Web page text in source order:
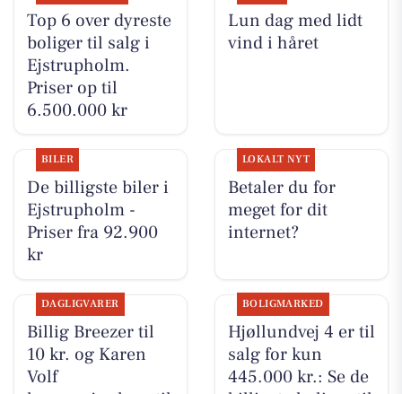
Top 6 over dyreste
boliger til salg i
Ejstrupholm.
Priser op til
6.500.000 kr
Lun dag med lidt
vind i håret
BILER
De billigste biler i
Ejstrupholm -
Priser fra 92.900
kr
LOKALT NYT
Betaler du for
meget for dit
internet?
DAGLIGVARER
Billig Breezer til
10 kr. og Karen
Volf
BOLIGMARKED
Hjøllundvej 4 er til
salg for kun
445.000 kr.: Se de